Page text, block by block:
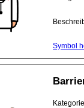
Symbol